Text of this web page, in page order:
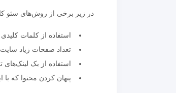
در زیر برخی از روش‌های سئو
استفاده از کلمات
تعداد صفحات زیاد سایت
استفاده از بک لینک‌های
پنهان کردن محتوا که